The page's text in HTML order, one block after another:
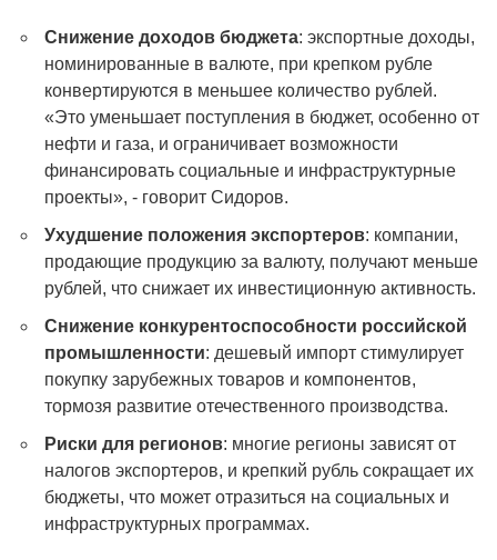
Снижение доходов бюджета: экспортные доходы,
номинированные в валюте, при крепком рубле
конвертируются в меньшее количество рублей.
«Это уменьшает поступления в бюджет, особенно от
нефти и газа, и ограничивает возможности
финансировать социальные и инфраструктурные
проекты», - говорит Сидоров.
Ухудшение положения экспортеров: компании,
продающие продукцию за валюту, получают меньше
рублей, что снижает их инвестиционную активность.
Снижение конкурентоспособности российской
промышленности: дешевый импорт стимулирует
покупку зарубежных товаров и компонентов,
тормозя развитие отечественного производства.
Риски для регионов: многие регионы зависят от
налогов экспортеров, и крепкий рубль сокращает их
бюджеты, что может отразиться на социальных и
инфраструктурных программах.